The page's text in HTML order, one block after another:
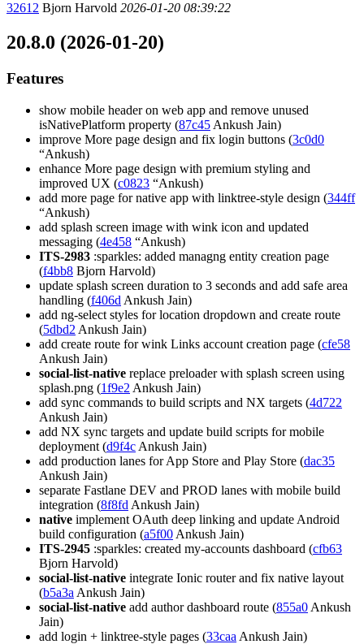
32612 Bjorn Harvold 2026-01-20 08:39:22
20.8.0 (2026-01-20)
Features
show mobile header on web app and remove unused
isNativePlatform property (87c45 Ankush Jain)
improve More page design and fix login buttons (3c0d0
“Ankush)
enhance More page design with premium styling and
improved UX (c0823 “Ankush)
add more page for native app with linktree-style design (344ff
“Ankush)
add splash screen image with wink icon and updated
messaging (4e458 “Ankush)
ITS-2983 :sparkles: added managng entity creation page
(f4bb8 Bjorn Harvold)
update splash screen duration to 3 seconds and add safe area
handling (f406d Ankush Jain)
add ng-select styles for location dropdown and create route
(5dbd2 Ankush Jain)
add create route for wink Links account creation page (cfe58
Ankush Jain)
social-list-native replace preloader with splash screen using
splash.png (1f9e2 Ankush Jain)
add sync commands to build scripts and NX targets (4d722
Ankush Jain)
add NX sync targets and update build scripts for mobile
deployment (d9f4c Ankush Jain)
add production lanes for App Store and Play Store (dac35
Ankush Jain)
separate Fastlane DEV and PROD lanes with mobile build
integration (8f8fd Ankush Jain)
native implement OAuth deep linking and update Android
build configuration (a5f00 Ankush Jain)
ITS-2945 :sparkles: created my-accounts dashboard (cfb63
Bjorn Harvold)
social-list-native integrate Ionic router and fix native layout
(b5a3a Ankush Jain)
social-list-native add author dashboard route (855a0 Ankush
Jain)
add login + linktree-style pages (33caa Ankush Jain)